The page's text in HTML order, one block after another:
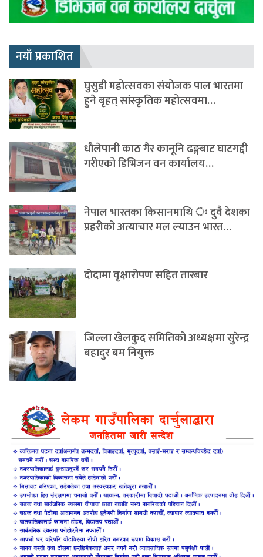
नयाँ प्रकाशित
घुसुडी महोत्सवका संयोजक पाल भारतमा
हुने बृहत् सांस्कृतिक महोत्सवमा…
धौलेपानी काठ गैर कानूनि ढङ्गबाट घाटगद्दी
गरीएको डिभिजन वन कार्यालय…
नेपाल भारतका किसानमाथि ः दुवै देशका
प्रहरीको अत्याचार मल ल्याउन भारत…
दाेदामा वृक्षारोपण सहित तारबार
जिल्ला खेलकुद समितिको अध्यक्षमा सुरेन्द्र
बहादुर बम नियुक्त